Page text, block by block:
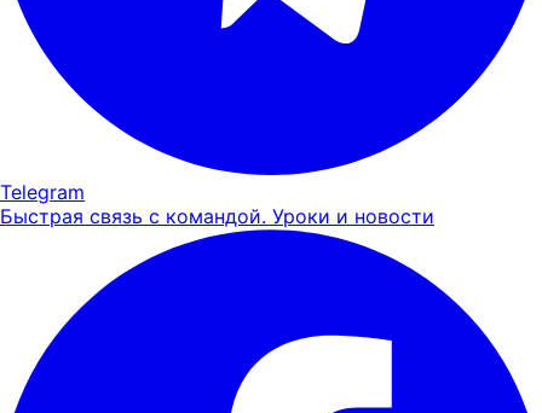
Telegram
Быстрая связь с командой. Уроки и новости